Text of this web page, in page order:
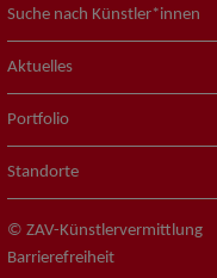
Suche nach Künstler*innen
Aktuelles
Portfolio
Standorte
© ZAV-Künstlervermittlung
Barrierefreiheit